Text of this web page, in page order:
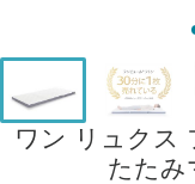
ワン リュクス
たたみ